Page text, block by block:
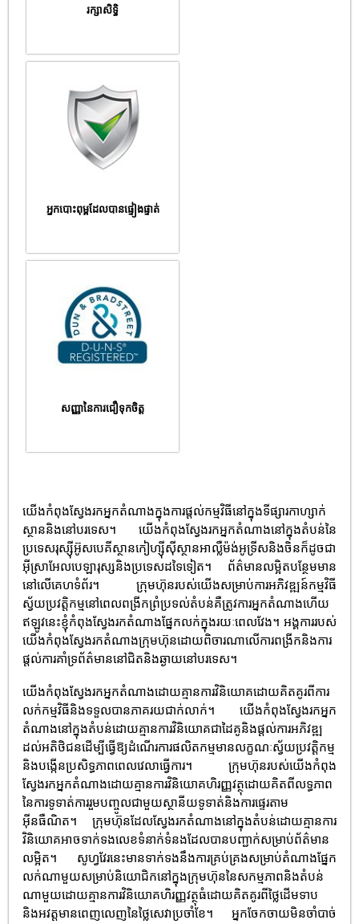
រក្សាសិទ្ធិ
អ្នកបោះពុម្ពដែលបានផ្ទៀងផ្ទាត់
សញ្ញានៃការជឿទុកចិត្ត
យើងកំពុងស្វែងរកអ្នកតំណាងក្នុងការផ្តល់កម្មវិធីនៅក្នុងទីផ្សារកាហ្សាក់
ស្ថាននិងនៅបរទេស។ យើងកំពុងស្វែងរកអ្នកតំណាងនៅក្នុងតំបន់នៃ
ប្រទេសរុស្ស៊ីអ៊ូសបេគីស្ថានកៀហ្ស៊ីស៊ីស្ថានអាល្លឺម៉ង់អូទ្រីសនិងចិនក៏ដូចជា
អ៊ីស្រាអែលបេឡារុស្សនិងប្រទេសដទៃទៀត។ ព័ត៌មានលម្អិតបន្ថែមមាន
នៅលើគេហទំព័រ។ ក្រុមហ៊ុនរបស់យើងសម្រាប់ការអភិវឌ្ឍន៍កម្មវិធី
ស្វ័យប្រវត្តិកម្មនៅពេលពង្រីកព្រំប្រទល់តំបន់គឺត្រូវការអ្នកតំណាងហើយ
ឥឡូវនេះខ្ញុំកំពុងស្វែងរកតំណាងផ្នែកលក់ក្នុងរយៈពេលវែង។ អង្គការរបស់
យើងកំពុងស្វែងរកតំណាងក្រុមហ៊ុនដោយពិចារណាលើការពង្រីកនិងការ
ផ្តល់ការគាំទ្រព័ត៌មាននៅជិតនិងឆ្ងាយនៅបរទេស។
យើងកំពុងស្វែងរកអ្នកតំណាងដោយគ្មានការវិនិយោគដោយគិតគូរពីការ
លក់កម្មវិធីនិងទទួលបានភាគរយជាក់លាក់។ យើងកំពុងស្វែងរកអ្នក
តំណាងនៅក្នុងតំបន់ដោយគ្មានការវិនិយោគជាដៃគូនិងផ្តល់ការអភិវឌ្ឍ
ដល់អតិថិជនដើម្បីធ្វើឱ្យដំណើរការផលិតកម្មមានលក្ខណៈស្វ័យប្រវត្តិកម្ម
និងបង្កើនប្រសិទ្ធភាពពេលវេលាធ្វើការ។ ក្រុមហ៊ុនរបស់យើងកំពុង
ស្វែងរកអ្នកតំណាងដោយគ្មានការវិនិយោគហិរញ្ញវត្ថុដោយគិតពីលទ្ធភាព
នៃការទូទាត់ការរួមបញ្ចូលជាមួយស្ថានីយទូទាត់និងការផ្ទេរតាម
អ៊ីនធឺណិត។ ក្រុមហ៊ុនដែលស្វែងរកតំណាងនៅក្នុងតំបន់ដោយគ្មានការ
វិនិយោគអាចទាក់ទងលេខទំនាក់ទំនងដែលបានបញ្ជាក់សម្រាប់ព័ត៌មាន
លម្អិត។ សូហ្វវែរនេះមានទាក់ទងនឹងការគ្រប់គ្រងសម្រាប់តំណាងផ្នែក
លក់ណាមួយសម្រាប់និយោជិកនៅក្នុងក្រុមហ៊ុននៃសកម្មភាពនិងតំបន់
ណាមួយដោយគ្មានការវិនិយោគហិរញ្ញវត្ថុធំដោយគិតគូរពីថ្លៃដើមទាប
និងអវត្តមានពេញលេញនៃថ្លៃសេវាប្រចាំខែ។ អ្នកចែកចាយមិនចាំបាច់